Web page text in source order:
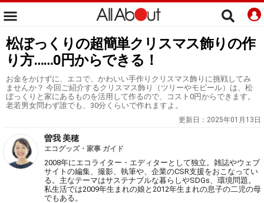
松ぼっくりの超簡単クリスマス飾りの作
り方……0円からできる！
お金をかけずに、エコで、かわいい手作りクリスマス飾りに挑戦してみ
ませんか？ 今回ご紹介するクリスマス飾り（ツリーやモビール）は、松
ぼっくりと家にあるものを活用して作るので、コスト0円からできます。
老若男女問わず誰でも、30分くらいで作れますよ。
更新日： 2025年01月13日
曽我 美穂
エコグッズ・家事 ガイド
2008年にエコライター・エディターとして独立。雑誌やウェブ
サイトの編集、撮影、執筆や、企業のCSR支援をおこなってい
る。主なテーマはサステナブルな暮らしやSDGs、環境問題。
私生活では2009年生まれの娘と2012年生まれの息子の二児の母
でもある。